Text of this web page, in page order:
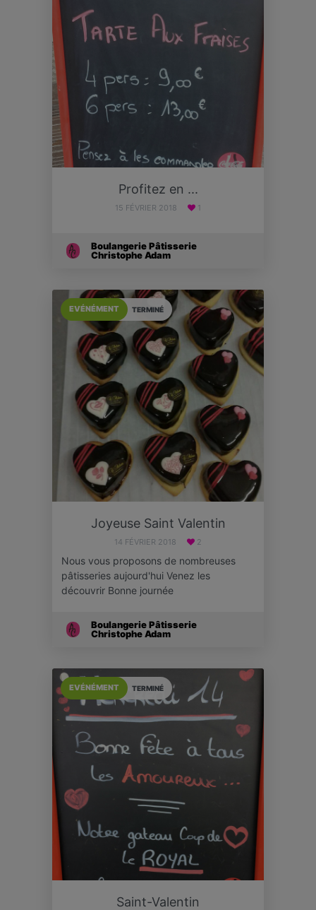
Profitez en ...
15 FÉVRIER 2018 1
Boulangerie Pâtisserie
Christophe Adam
TERMINÉ
EVÉNÉMENT
Joyeuse Saint Valentin
14 FÉVRIER 2018 2
Nous vous proposons de nombreuses
pâtisseries aujourd'hui Venez les
découvrir Bonne journée
Boulangerie Pâtisserie
Christophe Adam
TERMINÉ
EVÉNÉMENT
Saint-Valentin